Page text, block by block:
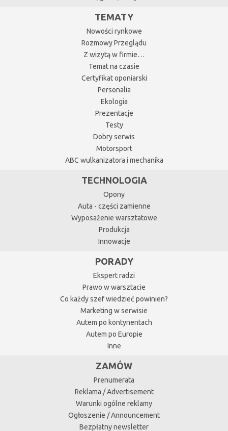
TEMATY
Nowości rynkowe
Rozmowy Przeglądu
Z wizytą w firmie…
Temat na czasie
Certyfikat oponiarski
Personalia
Ekologia
Prezentacje
Testy
Dobry serwis
Motorsport
ABC wulkanizatora i mechanika
TECHNOLOGIA
Opony
Auta - części zamienne
Wyposażenie warsztatowe
Produkcja
Innowacje
PORADY
Ekspert radzi
Prawo w warsztacie
Co każdy szef wiedzieć powinien?
Marketing w serwisie
Autem po kontynentach
Autem po Europie
Inne
ZAMÓW
Prenumerata
Reklama / Advertisement
Warunki ogólne reklamy
Ogłoszenie / Announcement
Bezpłatny newsletter